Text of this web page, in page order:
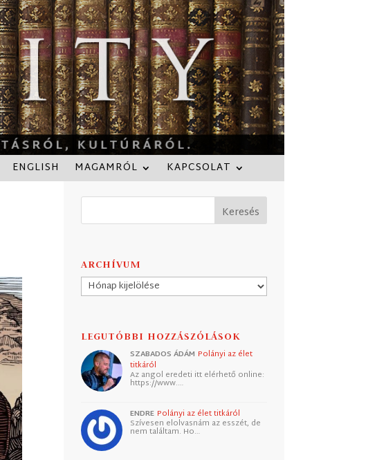
ENGLISH MAGAMRÓL KAPCSOLAT
ARCHÍVUM
Archívum
LEGUTÓBBI HOZZÁSZÓLÁSOK
SZABADOS ÁDÁM Polányi az élet
titkáról
Az angol eredeti itt elérhető online:
https://www.…
ENDRE Polányi az élet titkáról
Szívesen elolvasnám az esszét, de
nem találtam. Ho…